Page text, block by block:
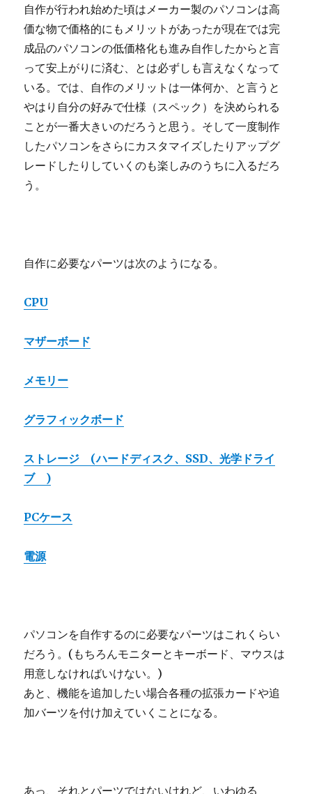
自作が行われ始めた頃はメーカー製のパソコンは高
価な物で価格的にもメリットがあったが現在では完
成品のパソコンの低価格化も進み自作したからと言
って安上がりに済む、とは必ずしも言えなくなって
いる。では、自作のメリットは一体何か、と言うと
やはり自分の好みで仕様（スペック）を決められる
ことが一番大きいのだろうと思う。そして一度制作
したパソコンをさらにカスタマイズしたりアップグ
レードしたりしていくのも楽しみのうちに入るだろ
う。
自作に必要なパーツは次のようになる。
CPU
マザーボード
メモリー
グラフィックボード
ストレージ (ハードディスク、SSD、光学ドライ
ブ )
PCケース
電源
パソコンを自作するのに必要なパーツはこれくらい
だろう。(もちろんモニターとキーボード、マウスは
用意しなければいけない。)
あと、機能を追加したい場合各種の拡張カードや追
加バーツを付け加えていくことになる。
あっ、それとパーツではないけれど、いわゆる